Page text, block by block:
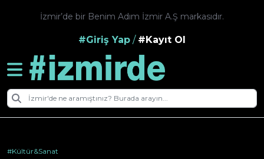
İzmir’de bir Benim Adım İzmir A.Ş markasıdır.
#Giriş Yap / #Kayıt Ol
#Kültür&Sanat